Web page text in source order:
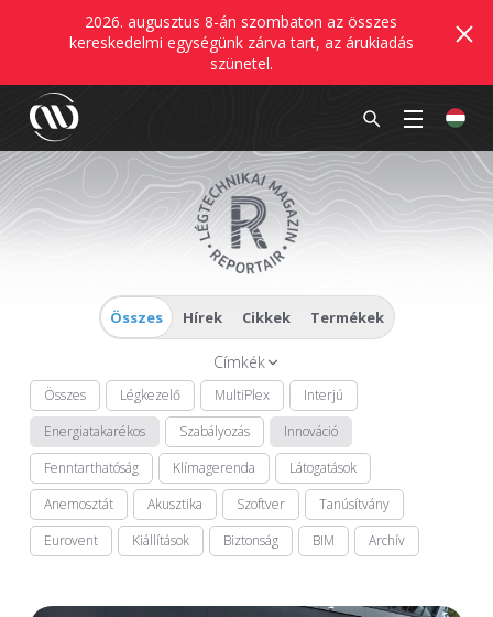
2026. augusztus 8-án szombaton az összes
kereskedelmi egységünk zárva tart, az árukiadás
szünetel.
Összes Hírek Cikkek Termékek
Címkék
Összes Légkezelő MultiPlex
Interjú
Energiatakarékos
Szabályozás
Innováció
Fenntarthatóság
Klímagerenda
Látogatások
Anemosztát
Akusztika Szoftver
Tanúsítvány
Eurovent
Kiállítások Biztonság BIM Archív